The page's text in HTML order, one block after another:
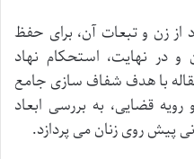
زن و تبعات آن، برای حفظ
و در نهایت، استحکام نهاد
با هدف شفاف سازی جامع
قضایی، به بررسی ابعاد
پیش روی زنان می پردازد.